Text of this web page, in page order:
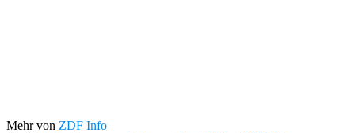
Mehr von ZDF Info